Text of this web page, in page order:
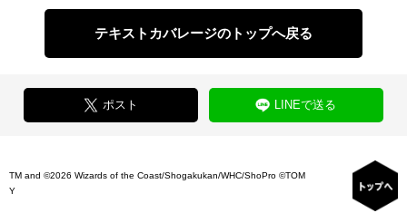
テキストカバレージのトップへ戻る
ポスト LINEで送る
TM and ©2026 Wizards of the Coast/Shogakukan/WHC/ShoPro ©TOM
Y